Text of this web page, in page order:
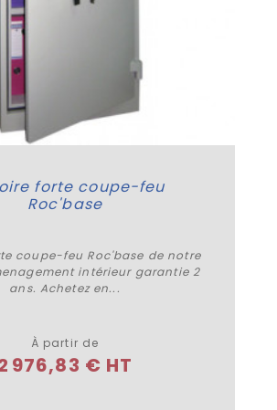
forte coupe-feu
Roc'base
coupe-feu Roc'base de notre
intérieur garantie 2
ans. Achetez en...
À partir de
976,83 € HT